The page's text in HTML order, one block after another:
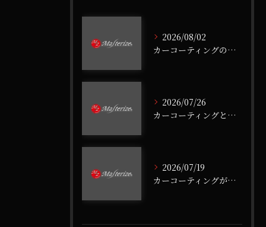
2026/08/02
カーコーティングの予算を徹底比較して納得するための実践ガイド
2026/07/26
カーコーティングと水垢対策を福島県郡山市長者で実現する高耐久ガラス施工のすすめ
2026/07/19
カーコーティングがダサいと言われる理由と本当に必要な選び方を徹底解説